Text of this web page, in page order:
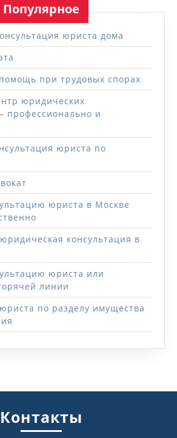
Популярное
юриста дома
при трудовых спорах
юридических
профессионально и
юриста по
юриста в Москве
консультация в
юриста или
линии
по разделу имущества
Контакты